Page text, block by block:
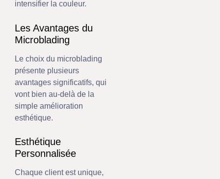
intensifier la couleur.
Les Avantages du
Microblading
Le choix du microblading
présente plusieurs
avantages significatifs, qui
vont bien au-delà de la
simple amélioration
esthétique.
Esthétique
Personnalisée
Chaque client est unique,